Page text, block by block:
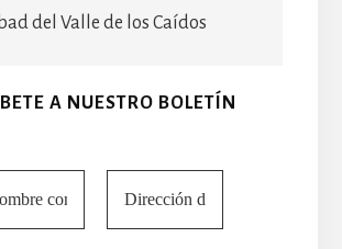
del Valle de los Caídos
A NUESTRO BOLETÍN